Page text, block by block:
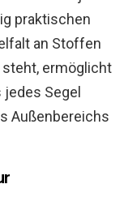
praktischen
an Stoffen
steht, ermöglicht
jedes Segel
Außenbereichs